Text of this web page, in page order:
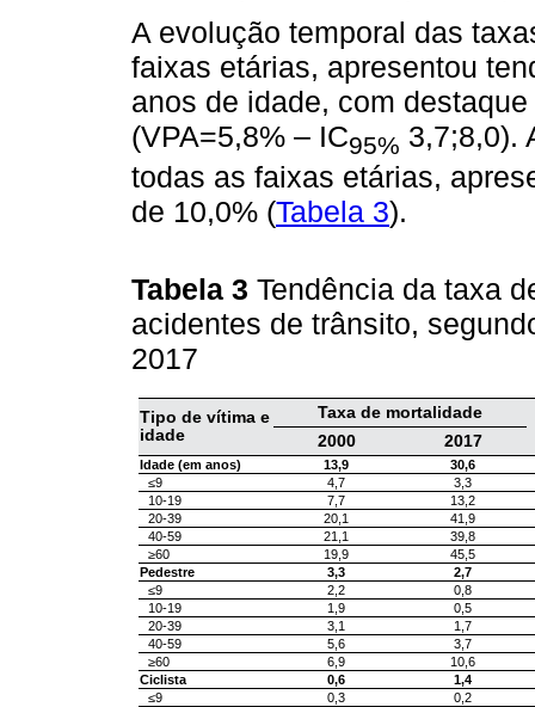
A evolução temporal das
faixas etárias, apresentou
anos de idade, com
(VPA=5,8% – IC95% 3,7;8,0).
todas as faixas etárias,
de 10,0% (Tabela 3).
Tabela 3 Tendência da taxa
acidentes de trânsito,
2017
Tipo de vítima e
idade
Taxa de mortalidade
2000
2017
Idade (em anos) 13,9
30,6
≤9
4,7
3,3
10-19
7,7
13,2
20-39
20,1
41,9
40-59
21,1
39,8
≥60
19,9
45,5
Pedestre
3,3
2,7
≤9
2,2
0,8
10-19
1,9
0,5
20-39
3,1
1,7
40-59
5,6
3,7
≥60
6,9
10,6
Ciclista
0,6
1,4
≤9
0,3
0,2